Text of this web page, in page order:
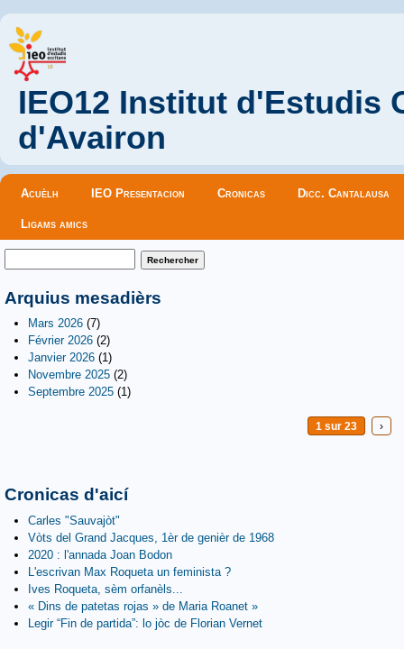
IEO12 Institut d'Estudis
d'Avairon
Menu principal
Acuèlh IEO Presentacion Cronicas Dicc. Cantalausa
Ligams amics
Formulaire de recherche
Arquius mesadièrs
Mars 2026 (7)
Février 2026 (2)
Janvier 2026 (1)
Novembre 2025 (2)
Septembre 2025 (1)
1 sur 23 ›
Cronicas d'aicí
Carles "Sauvajòt"
Vòts del Grand Jacques, 1èr de genièr de 1968
2020 : l'annada Joan Bodon
L'escrivan Max Roqueta un feminista ?
Ives Roqueta, sèm orfanèls...
« Dins de patetas rojas » de Maria Roanet »
Legir “Fin de partida”: lo jòc de Florian Vernet